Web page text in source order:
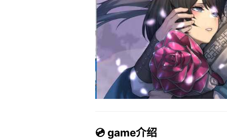
💿 game介绍